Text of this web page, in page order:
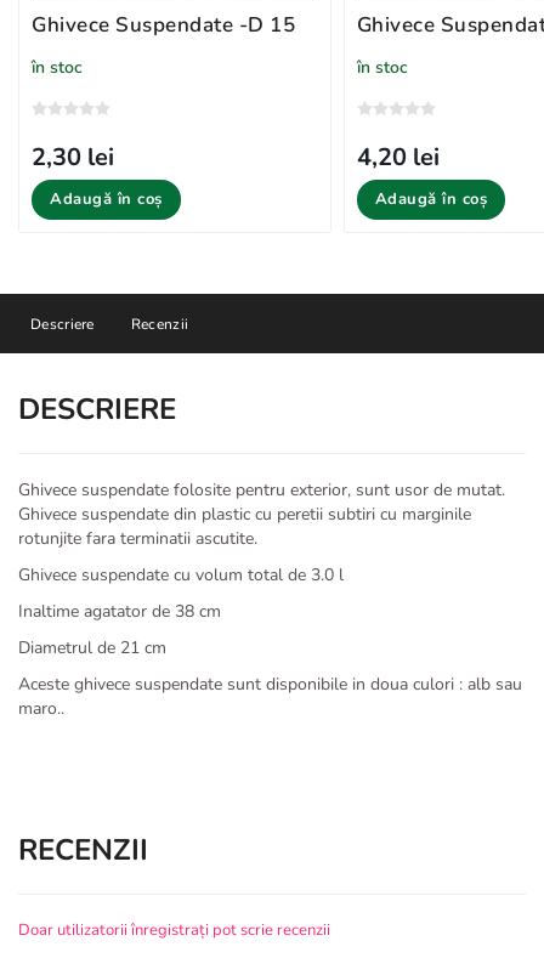
Ghivece Suspendate -D 15
în stoc
2,30 lei
Adaugă în coș
Ghivece
în stoc
4,20 lei
Adaugă în coș
Descriere Recenzii
DESCRIERE
Ghivece suspendate folosite pentru exterior, sunt usor de mutat.
Ghivece suspendate din plastic cu peretii subtiri cu marginile
rotunjite fara terminatii ascutite.
Ghivece suspendate cu volum total de 3.0 l
Inaltime agatator de 38 cm
Diametrul de 21 cm
Aceste ghivece suspendate sunt disponibile in doua culori : alb sau
maro..
RECENZII
Doar utilizatorii înregistrați pot scrie recenzii